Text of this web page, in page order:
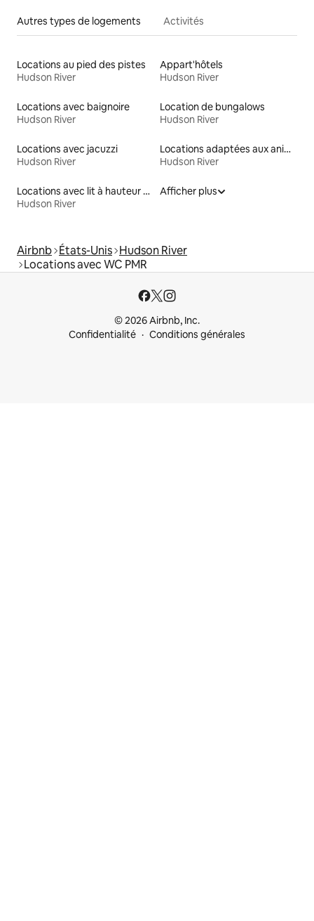
Autres types de logements Activités
Locations au pied des pistes
Hudson River
Appart'hôtels
Hudson River
Locations avec baignoire
Hudson River
Location de bungalows
Hudson River
Locations avec jacuzzi
Hudson River
Locations adaptées aux animaux
Hudson River
Locations avec lit à hauteur adaptée
Hudson River
Afficher plus
Airbnb États-Unis Hudson River
Locations avec WC PMR
© 2026 Airbnb, Inc.
Confidentialité
Conditions générales